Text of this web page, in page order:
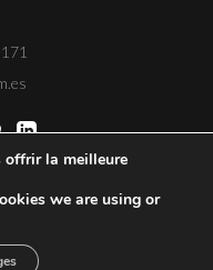
offrir la meilleure
we are using or